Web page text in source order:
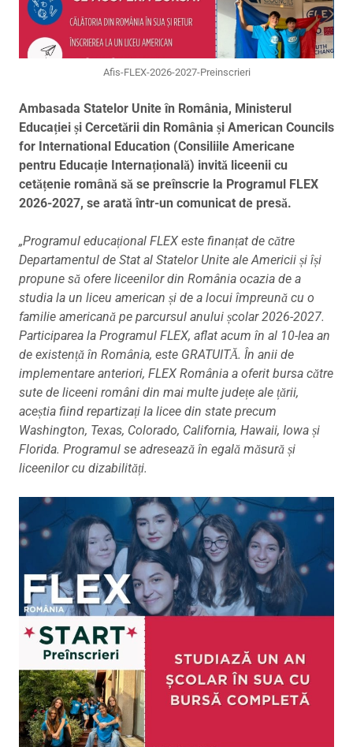
Afis-FLEX-2026-2027-Preinscrieri
Ambasada Statelor Unite în România, Ministerul
Educației și Cercetării din România și American Councils
for International Education (Consiliile Americane
pentru Educație Internațională) invită liceenii cu
cetățenie română să se preînscrie la Programul FLEX
2026-2027, se arată într-un comunicat de presă.
„Programul educațional FLEX este finanțat de către
Departamentul de Stat al Statelor Unite ale Americii și își
propune să ofere liceenilor din România ocazia de a
studia la un liceu american și de a locui împreună cu o
familie americană pe parcursul anului școlar 2026-2027.
Participarea la Programul FLEX, aflat acum în al 10-lea an
de existență în România, este GRATUITĂ. În anii de
implementare anteriori, FLEX România a oferit bursa către
sute de liceeni români din mai multe județe ale țării,
aceștia fiind repartizați la licee din state precum
Washington, Texas, Colorado, California, Hawaii, Iowa și
Florida. Programul se adresează în egală măsură și
liceenilor cu dizabilități.